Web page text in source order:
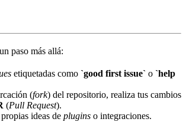
paso más allá:
etiquetadas como `good first issue` o `help
(fork) del repositorio, realiza tus cambios
(Pull Request).
ideas de plugins o integraciones.